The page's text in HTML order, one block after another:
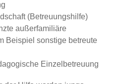
(Betreuungshilfe)
außerfamiliäre
Beispiel sonstige betreute
Einzelbetreuung